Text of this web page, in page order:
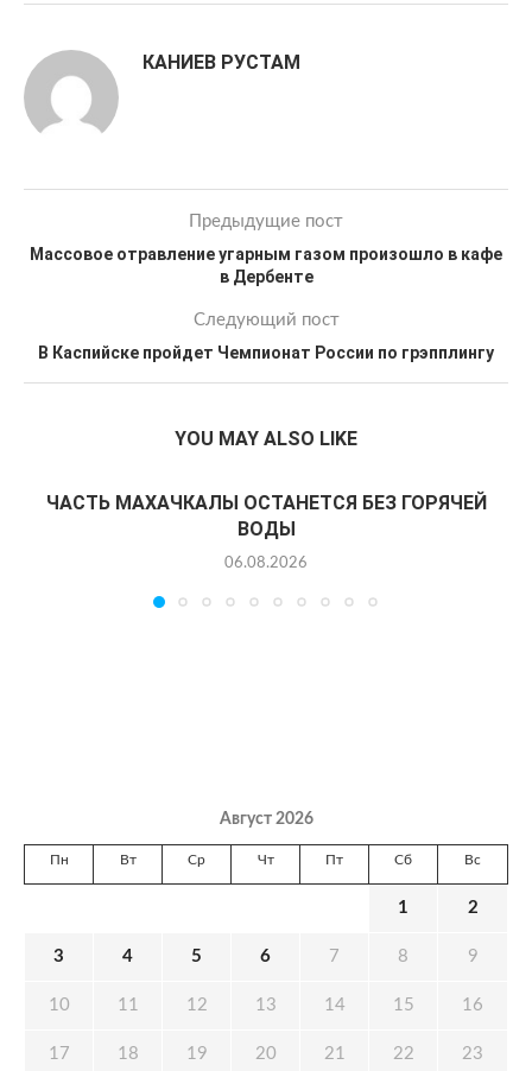
КАНИЕВ РУСТАМ
Предыдущие пост
Массовое отравление угарным газом произошло в кафе
в Дербенте
Следующий пост
В Каспийске пройдет Чемпионат России по грэпплингу
YOU MAY ALSO LIKE
ЧАСТЬ МАХАЧКАЛЫ ОСТАНЕТСЯ БЕЗ ГОРЯЧЕЙ
ВОДЫ
06.08.2026
Август 2026
Пн Вт Ср Чт Пт Сб Вс
1 2
3 4 5 6 7 8 9
10 11 12 13 14 15 16
17 18 19 20 21 22 23